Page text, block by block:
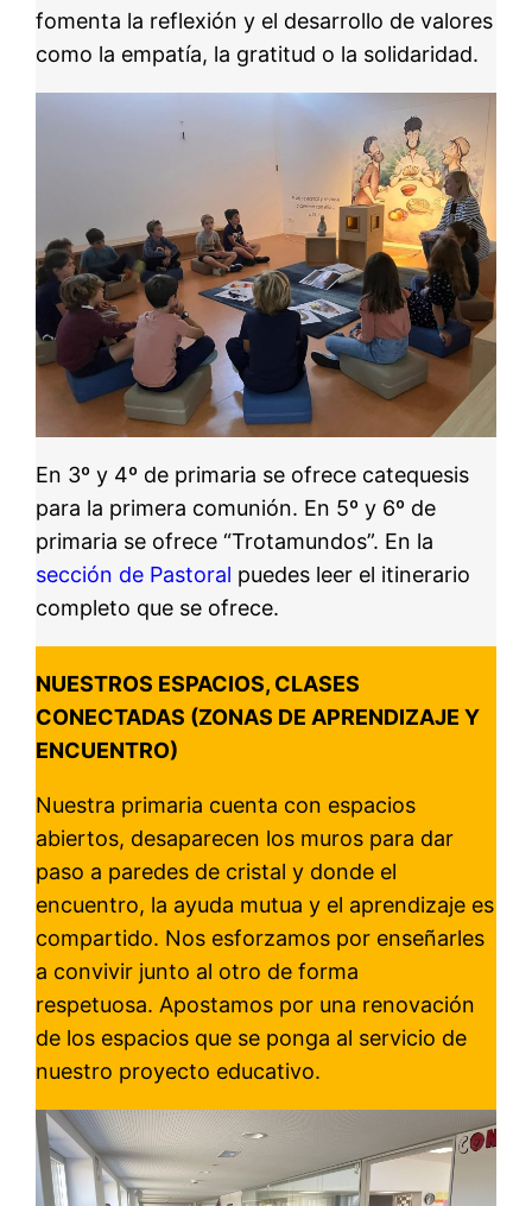
fomenta la reflexión y el desarrollo de valores
como la empatía, la gratitud o la solidaridad.
En 3º y 4º de primaria se ofrece catequesis
para la primera comunión. En 5º y 6º de
primaria se ofrece “Trotamundos”. En la
sección de Pastoral puedes leer el itinerario
completo que se ofrece.
NUESTROS ESPACIOS, CLASES
CONECTADAS (ZONAS DE APRENDIZAJE Y
ENCUENTRO)
Nuestra primaria cuenta con espacios
abiertos, desaparecen los muros para dar
paso a paredes de cristal y donde el
encuentro, la ayuda mutua y el aprendizaje es
compartido. Nos esforzamos por enseñarles
a convivir junto al otro de forma
respetuosa. Apostamos por una renovación
de los espacios que se ponga al servicio de
nuestro proyecto educativo.